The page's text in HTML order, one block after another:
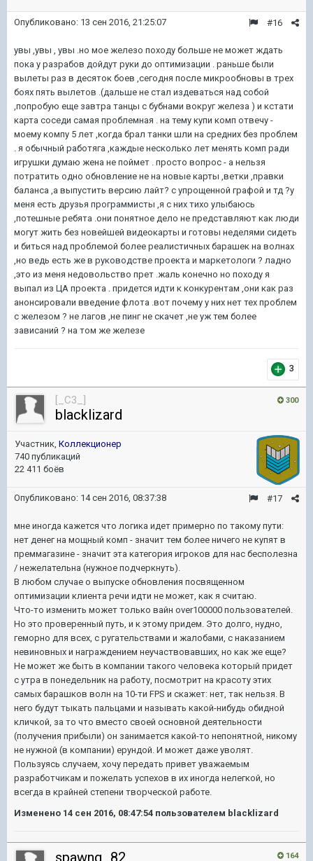
#16
Опубликовано: 13 сен 2016, 21:25:07
увы ,увы , увы .но мое железо походу больше не может ждать
пока у разрабов дойдут руки до оптимизации . раньше были
вылеты раз в десяток боев ,сегодня после микрообновы в трех
боях пять вылетов .(дальше не стал издеваться над собой
,попробую еще завтра танцы с бубнами вокруг железа ) и кстати
карта соседи самая проблемная . на тему купи комп отвечу -
моему компу 5 лет ,когда брал танки шли на средних без проблем
. я обычный работяга ,каждые несколько лет менять комп ради
игрушки думаю жена не поймет . просто вопрос - а нельзя
потратить одно обновление не на новые карты ,ветки ,правки
баланса ,а выпустить версию лайт? с упрощенной графой и тд ?у
меня есть друзья программисты ,я с них тихо улыбаюсь
,потешные ребята .они понятное дело не представляют как люди
могут жить без новейшей видеокарты и готовы неделями сидеть
и биться над проблемой более реалистичных барашек на волнах
,но ведь есть же в руководстве проекта и маркетологи ? ладно
,это из меня недовольство прет .жаль конечно но походу я
выпал из ЦА проекта . придется идти к конкурентам ,они как раз
анонсировали введение флота .вот почему у них нет тех проблем
с железом ? не лагов ,не пинг не скачет ,не уж тем более
зависаний ? на том же железе
3
300
[_C3_]
blacklizard
Участник, Коллекционер
740 публикаций
22 411 боёв
#17
Опубликовано: 14 сен 2016, 08:37:38
мне иногда кажется что логика идет примерно по такому пути:
нет денег на мощный комп - значит тем более ничего не купят в
преммагазине - значит эта категория игроков для нас бесполезна
/ нежелательна (нужное подчеркнуть).
В любом случае о выпуске обновления посвященном
оптимизации клиента речи идти не может, как я считаю.
Что-то изменить может только вайн over100000 пользователей.
Но это проверенный путь, и к этому придем. Это долго, нудно,
геморно для всех, с ругательствами и жалобами, с наказанием
невиновных и награждением неучаствовавших, но как же еще?
Не может же быть в компании такого человека который придет
с утра в понедельник на работу, посмотрит на красоту этих
самых барашков волн на 10-ти FPS и скажет: нет, так нельзя. В
него будут тыкать пальцами и называть какой-нибудь обидной
кличкой, за то что вместо своей основной деятельности
(получения прибыли) он занимается какой-то непонятной, никому
не нужной (в компании) ерундой. И может даже уволят.
Пользуясь случаем, хочу передать привет уважаемым
разработчикам и пожелать успехов в их иногда нелегкой, но
всегда в крайней степени творческой работе.
Изменено 14 сен 2016, 08:47:54 пользователем blacklizard
164
spawnq_82